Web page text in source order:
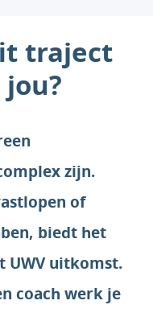
traject
zijn.
of
biedt het
uitkomst.
coach werk je